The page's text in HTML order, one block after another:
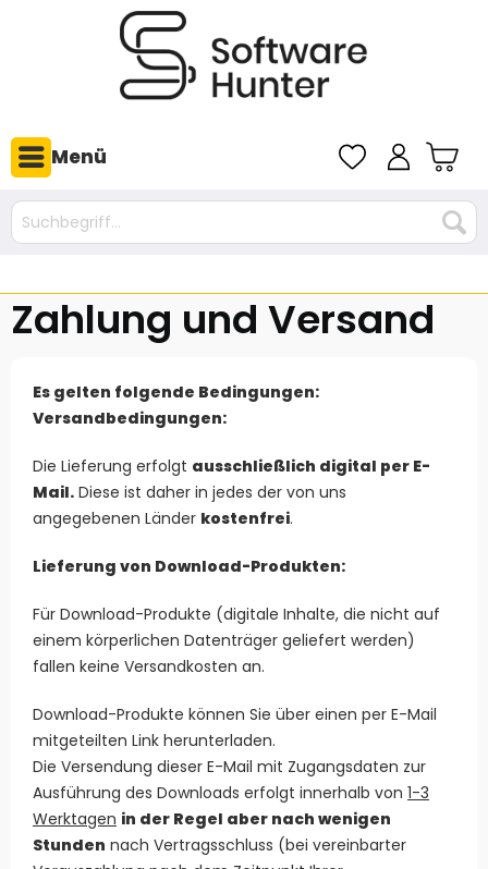
Menü
Zahlung und Versand
Es gelten folgende Bedingungen:
Versandbedingungen:
Die Lieferung erfolgt ausschließlich digital per E-
Mail. Diese ist daher in jedes der von uns
angegebenen Länder kostenfrei.
Lieferung von Download-Produkten:
Für Download-Produkte (digitale Inhalte, die nicht auf
einem körperlichen Datenträger geliefert werden)
fallen keine Versandkosten an.
Download-Produkte können Sie über einen per E-Mail
mitgeteilten Link herunterladen.
Die Versendung dieser E-Mail mit Zugangsdaten zur
Ausführung des Downloads erfolgt innerhalb von 1-3
Werktagen in der Regel aber nach wenigen
Stunden nach Vertragsschluss (bei vereinbarter